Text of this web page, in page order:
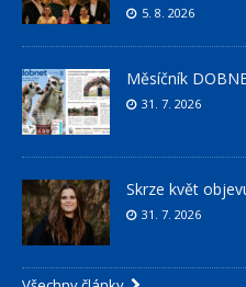
5. 8. 2026
Měsíčník
31. 7. 2026
Skrze květ
31. 7. 2026